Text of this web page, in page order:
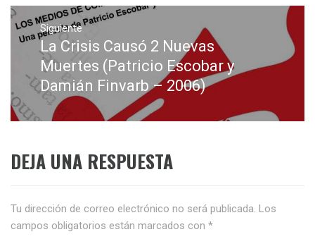
Siguiente
Entrada
siguiente:
La Crisis Causó 2 Nuevas
Muertes (Patricio Escobar y
Damián Finvarb – 2006)
DEJA UNA RESPUESTA
Tu dirección de correo electrónico no será publicada. Los
campos obligatorios están marcados con *